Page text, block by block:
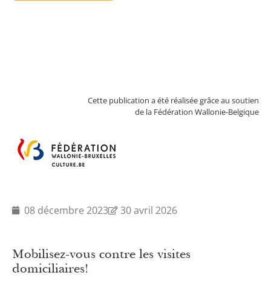
Cette publication a été réalisée grâce au soutien
de la Fédération Wallonie-Belgique
08 décembre 2023 30 avril 2026
Mobilisez-vous contre les visites
domiciliaires!